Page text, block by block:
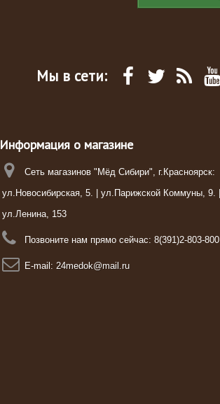
Мы в сети:
Информация о магазине
Сеть магазинов "Мёд Сибири", г.Красноярск:
ул.Новосибирская, 5. | ул.Парижской Коммуны, 9. |
ул.Ленина, 153
Позвоните нам прямо сейчас: 8(391)2-803-800
E-mail: 24medok@mail.ru